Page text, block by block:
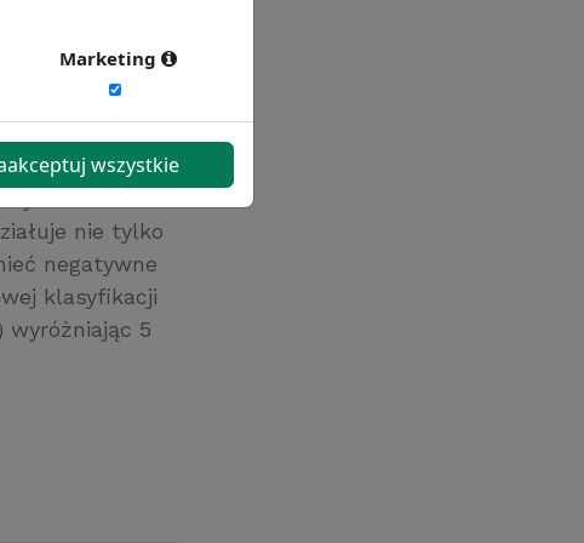
wobec
nie tylko
negatywne
klasyfikacji
wyróżniając 5
Marketing
wszystkie